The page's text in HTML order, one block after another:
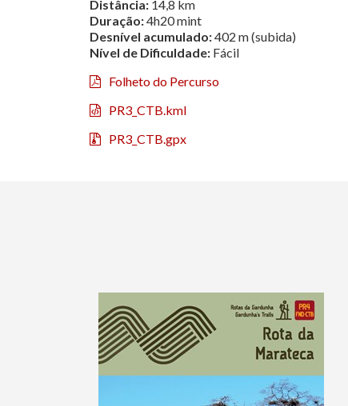
Distância: 14,8 km
Duração:4h20 mint
Desnível acumulado:402 m (subida)
Nível de Dificuldade: Fácil
Folheto do Percurso
PR3_CTB.kml
PR3_CTB.gpx